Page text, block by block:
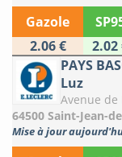
Gazole
2.06 €
2.02
PAYS
Luz
Avenue de
64500 Saint-Jean-
Mise à jour